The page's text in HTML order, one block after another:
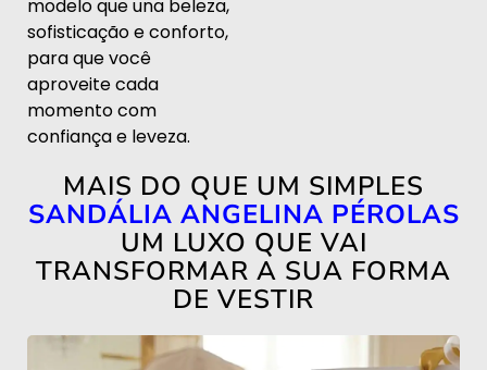
modelo que una beleza,
sofisticação e conforto,
para que você
aproveite cada
momento com
confiança e leveza.
MAIS DO QUE UM SIMPLES
SANDÁLIA ANGELINA PÉROLAS
UM LUXO QUE VAI
TRANSFORMAR A SUA FORMA
DE VESTIR